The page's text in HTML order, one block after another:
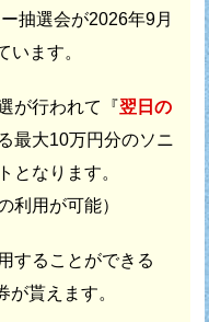
抽選会が2026年9月
います。
が行われて 『翌日の
最大10万円分のソニ
となります。
利用が可能）
することができる
が貰えます。